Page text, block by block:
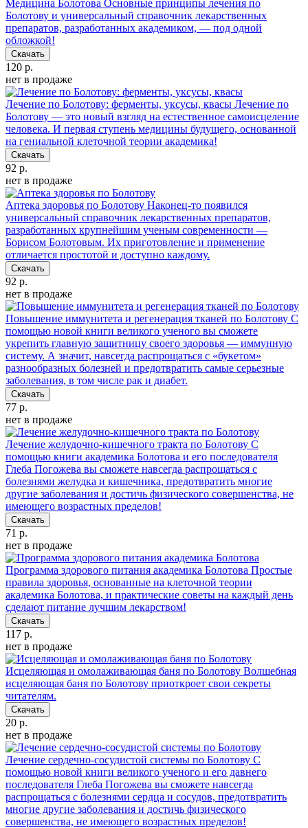
Медицина Болотова Основные принципы лечения по
Болотову и универсальный справочник лекарственных
препаратов, разработанных академиком, — под одной
обложкой!
Скачать
120 р.
нет в продаже
Лечение по Болотову: ферменты, уксусы, квасы Лечение по
Болотову — это новый взгляд на естественное самоисцеление
человека. И первая ступень медицины будущего, основанной
на гениальной клеточной теории академика!
Скачать
92 р.
нет в продаже
Аптека здоровья по Болотову Наконец-то появился
универсальный справочник лекарственных препаратов,
разработанных крупнейшим ученым современности —
Борисом Болотовым. Их приготовление и применение
отличается простотой и доступно каждому.
Скачать
92 р.
нет в продаже
Повышение иммунитета и регенерация тканей по Болотову С
помощью новой книги великого ученого вы сможете
укрепить главную защитницу своего здоровья — иммунную
систему. А значит, навсегда распрощаться с «букетом»
разнообразных болезней и предотвратить самые серьезные
заболевания, в том числе рак и диабет.
Скачать
77 р.
нет в продаже
Лечение желудочно-кишечного тракта по Болотову С
помощью книги академика Болотова и его последователя
Глеба Погожева вы сможете навсегда распрощаться с
болезнями желудка и кишечника, предотвратить многие
другие заболевания и достичь физического совершенства, не
имеющего возрастных пределов!
Скачать
71 р.
нет в продаже
Программа здорового питания академика Болотова Простые
правила здоровья, основанные на клеточной теории
академика Болотова, и практические советы на каждый день
сделают питание лучшим лекарством!
Скачать
117 р.
нет в продаже
Исцеляющая и омолаживающая баня по Болотову Волшебная
исцеляющая баня по Болотову приоткроет свои секреты
читателям.
Скачать
20 р.
нет в продаже
Лечение сердечно-сосудистой системы по Болотову С
помощью новой книги великого ученого и его давнего
последователя Глеба Погожева вы сможете навсегда
распрощаться с болезнями сердца и сосудов, предотвратить
многие другие заболевания и достичь физического
совершенства, не имеющего возрастных пределов!